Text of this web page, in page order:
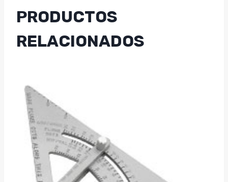
PRODUCTOS
RELACIONADOS